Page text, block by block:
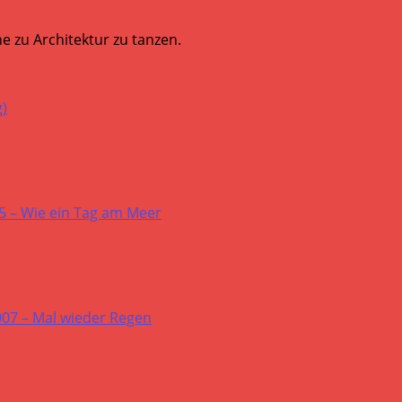
zu Architektur zu tanzen.